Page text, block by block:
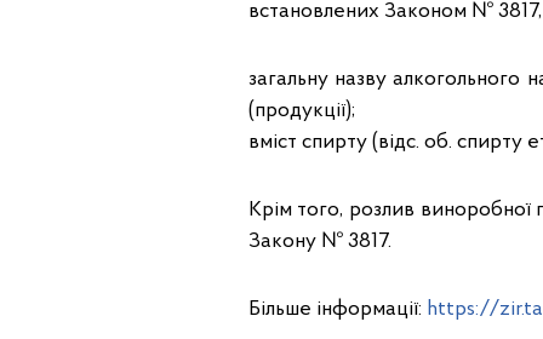
встановлених Законом № 3817,
загальну назву
(продукції);
вміст спирту (відс. об. спирту
Крім того, розлив
Закону № 3817.
Більше інформації: https://